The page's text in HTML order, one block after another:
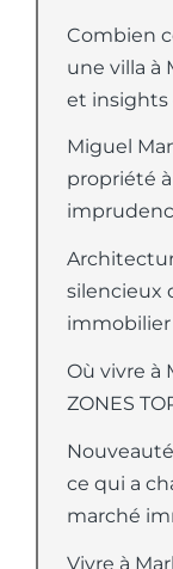
Combien
une villa à
et insights
Miguel
propriété
silencieux
Où vivre à
ZONES
ce qui a
marché
Vivre à